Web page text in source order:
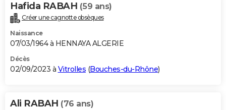
Hafida RABAH (59 ans)
Créer une cagnotte obsèques
Naissance
07/03/1964 à HENNAYA ALGERIE
Décès
02/09/2023 à Vitrolles (Bouches-du-Rhône)
Ali RABAH (76 ans)